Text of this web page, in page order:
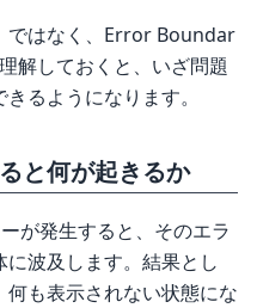
ではなく、Error Boundar
解しておくと、いざ問題
るようになります。
と何が起きるか
が発生すると、そのエラ
波及します。結果とし
も表示されない状態にな